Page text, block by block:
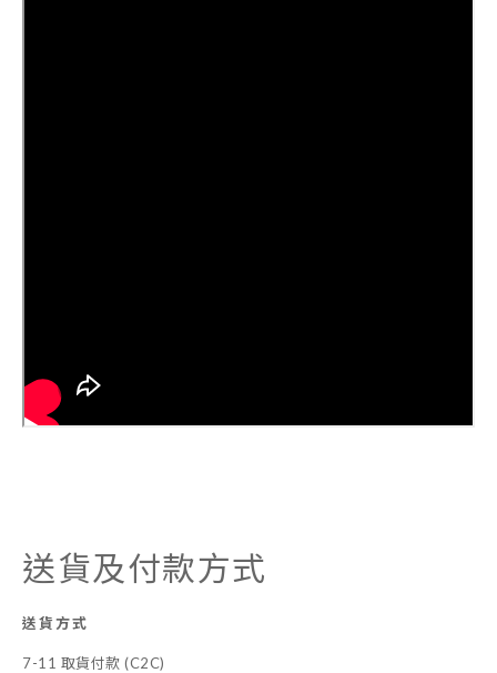
送貨及付款方式
送貨方式
7-11 取貨付款 (C2C)